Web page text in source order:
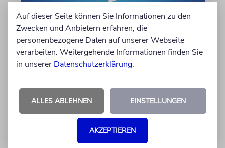
KULTURKOLUMNE
Die schmerzhafte Erinnerung an eine
von Laura Cazés
Auf dieser Seite können Sie Informationen zu den
Zwecken und Anbietern erfahren, die
personenbezogene Daten auf unserer Webseite
verarbeiten. Weitergehende Informationen finden Sie
in unserer Datenschutzerklärung.
ALLES ABLEHNEN EINSTELLUNGEN
AKZEPTIEREN